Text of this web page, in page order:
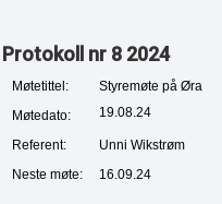
Protokoll nr 8 2024
Møtetittel:
Styremøte på Øra
Møtedato:
19.08.24
Referent:
Unni Wikstrøm
Neste møte:
16.09.24